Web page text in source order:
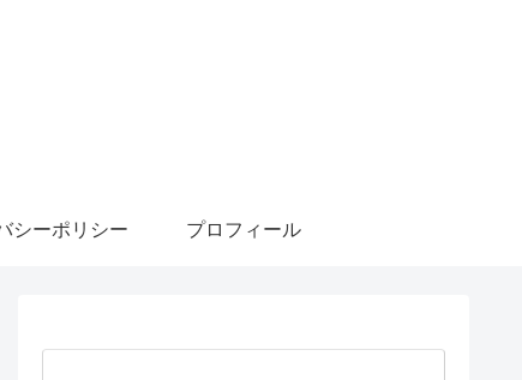
シーポリシー プロフィール